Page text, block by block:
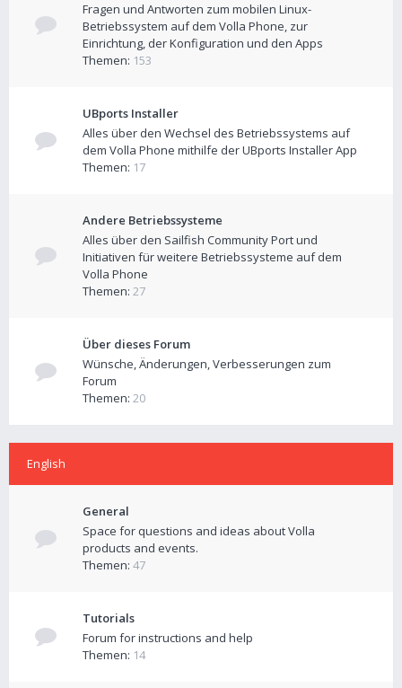
Fragen und Antworten zum mobilen Linux-
Betriebssystem auf dem Volla Phone, zur
Einrichtung, der Konfiguration und den Apps
Themen: 153
UBports Installer
Alles über den Wechsel des Betriebssystems auf
dem Volla Phone mithilfe der UBports Installer App
Themen: 17
Andere Betriebssysteme
Alles über den Sailfish Community Port und
Initiativen für weitere Betriebssysteme auf dem
Volla Phone
Themen: 27
Über dieses Forum
Wünsche, Änderungen, Verbesserungen zum
Forum
Themen: 20
English
General
Space for questions and ideas about Volla
products and events.
Themen: 47
Tutorials
Forum for instructions and help
Themen: 14